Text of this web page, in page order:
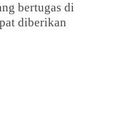
bertugas di
diberikan